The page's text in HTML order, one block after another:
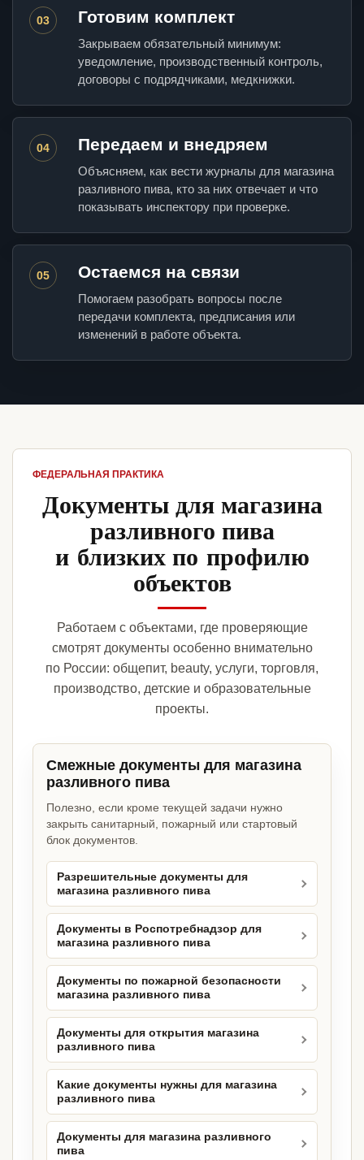
03 Готовим комплект
Закрываем обязательный минимум:
уведомление, производственный контроль,
договоры с подрядчиками, медкнижки.
04 Передаем и внедряем
Объясняем, как вести журналы для магазина
разливного пива, кто за них отвечает и что
показывать инспектору при проверке.
05 Остаемся на связи
Помогаем разобрать вопросы после
передачи комплекта, предписания или
изменений в работе объекта.
ФЕДЕРАЛЬНАЯ ПРАКТИКА
Документы для магазина
разливного пива
и близких по профилю
объектов
Работаем с объектами, где проверяющие
смотрят документы особенно внимательно
по России: общепит, beauty, услуги, торговля,
производство, детские и образовательные
проекты.
Смежные документы для магазина
разливного пива
Полезно, если кроме текущей задачи нужно
закрыть санитарный, пожарный или стартовый
блок документов.
Разрешительные документы для
магазина разливного пива
Документы в Роспотребнадзор для
магазина разливного пива
Документы по пожарной безопасности
магазина разливного пива
Документы для открытия магазина
разливного пива
Какие документы нужны для магазина
разливного пива
Документы для магазина разливного
пива